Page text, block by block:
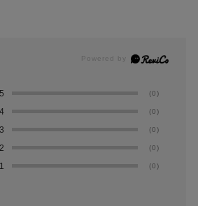
5 (0)
4 (0)
3 (0)
2 (0)
1 (0)